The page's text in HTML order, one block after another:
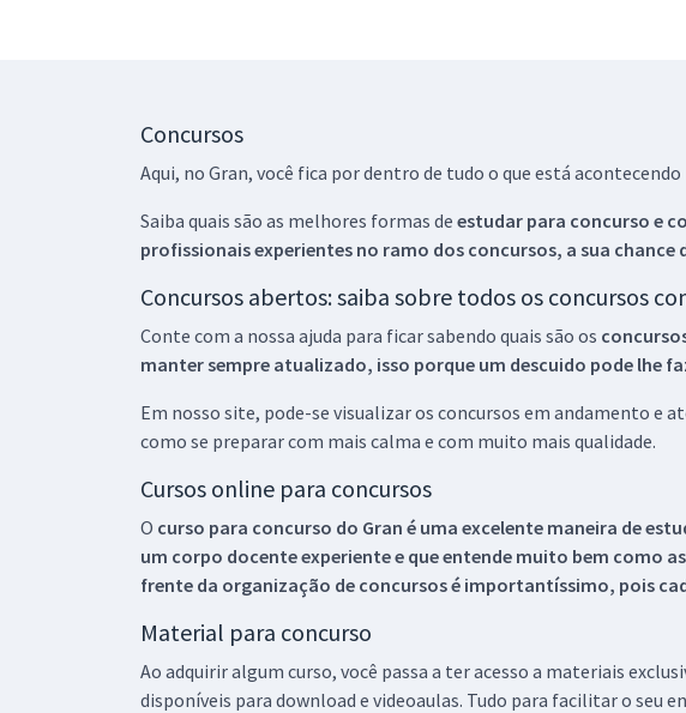
Concursos
Aqui, no Gran, você fica por dentro de tudo o que está
Saiba quais são as melhores formas de estudar para concurso e
profissionais experientes no ramo dos concursos, a sua chance
Concursos abertos: saiba sobre todos os concursos
Conte com a nossa ajuda para ficar sabendo quais são os
manter sempre atualizado, isso porque um descuido pode lhe
Em nosso site, pode-se visualizar os concursos em andamento e
como se preparar com mais calma e com muito mais qualidade.
Cursos online para concursos
O curso para concurso do Gran é uma excelente maneira de
um corpo docente experiente e que entende muito bem como
frente da organização de concursos é importantíssimo, pois
Material para concurso
Ao adquirir algum curso, você passa a ter acesso a materiais
disponíveis para download e videoaulas. Tudo para facilitar o seu